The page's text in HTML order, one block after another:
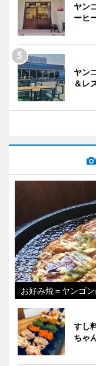
ヤン
ーヒ
ヤン
＆レ
お好み焼＝ヤンゴ
すし
ちゃ